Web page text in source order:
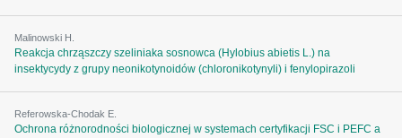
Malinowski H.
Reakcja chrząszczy szeliniaka sosnowca (Hylobius abietis L.) na
insektycydy z grupy neonikotynoidów (chloronikotynyli) i fenylopirazoli
Referowska-Chodak E.
Ochrona różnorodności biologicznej w systemach certyfikacji FSC i PEFC a